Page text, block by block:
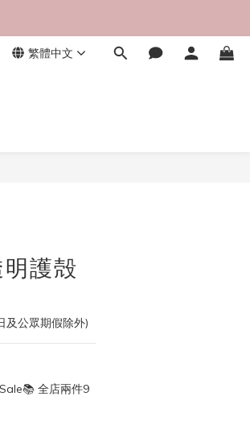
繁體中文
護殻
及公眾期假除外)
全店兩件9